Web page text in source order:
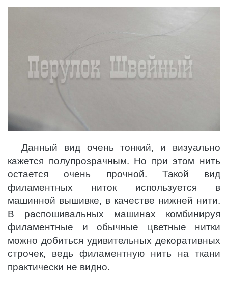
Данный вид очень тонкий, и визуально
кажется полупрозрачным. Но при этом нить
остается очень прочной. Такой вид
филаментных ниток используется в
машинной вышивке, в качестве нижней нити.
В распошивальных машинах комбинируя
филаментные и обычные цветные нитки
можно добиться удивительных декоративных
строчек, ведь филаментную нить на ткани
практически не видно.